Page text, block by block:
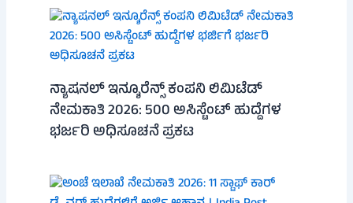
ನ್ಯಾಷನಲ್ ಇನ್ಶೂರೆನ್ಸ್ ಕಂಪನಿ ಲಿಮಿಟೆಡ್
ನೇಮಕಾತಿ 2026: 500 ಅಸಿಸ್ಟೆಂಟ್ ಹುದ್ದೆಗಳ
ಭರ್ಜರಿ ಅಧಿಸೂಚನೆ ಪ್ರಕಟ